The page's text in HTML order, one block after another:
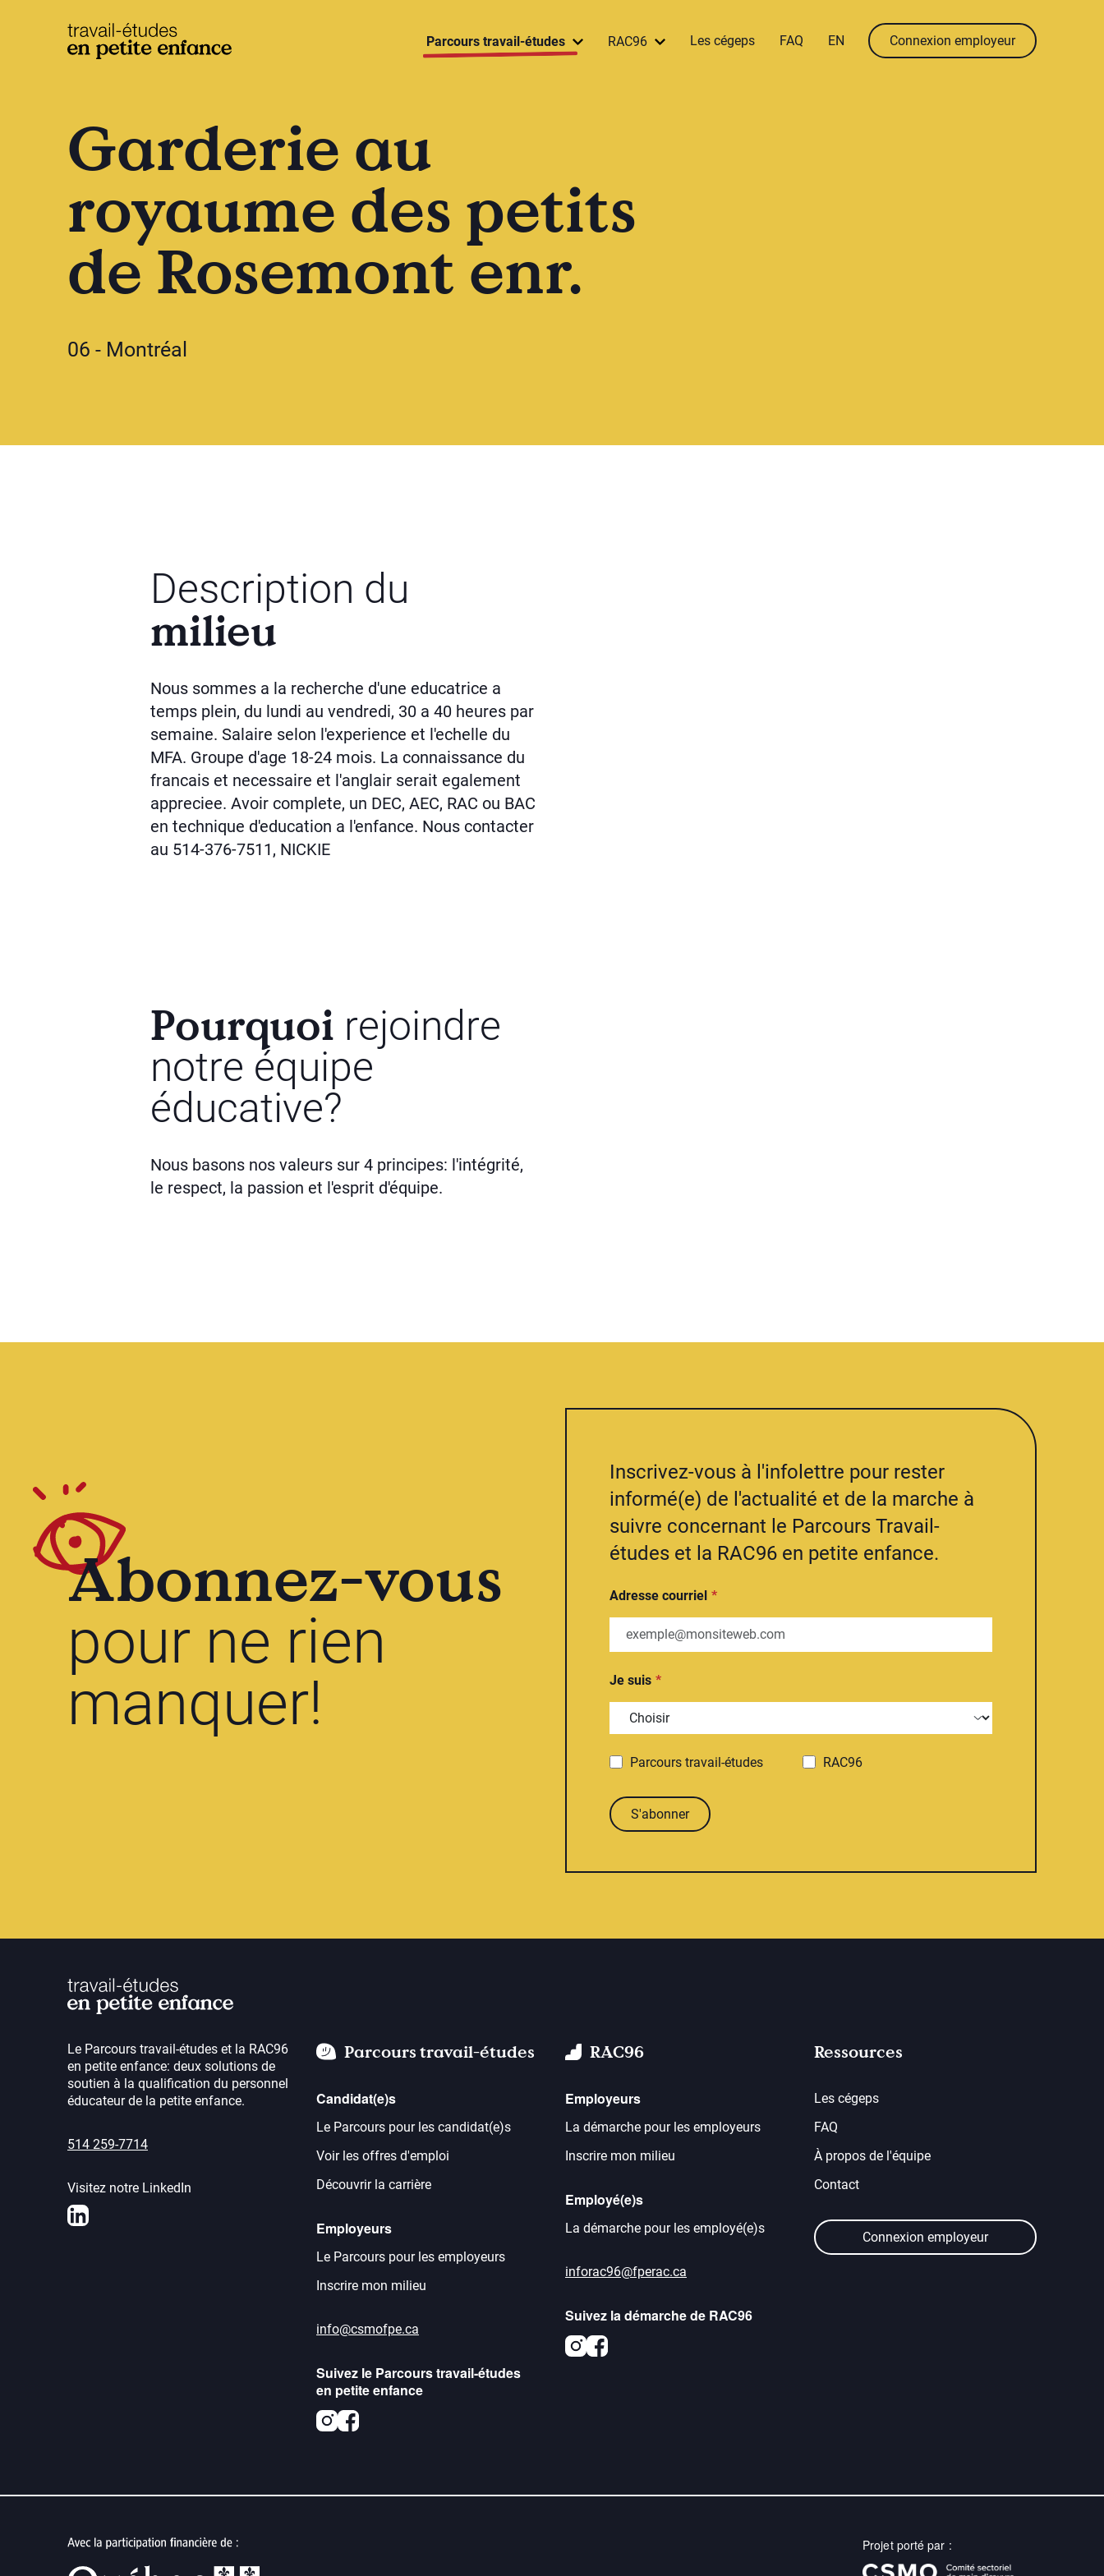
base.logo Parcours travail-études RAC96 Les cégeps FAQ
menu.language
menu.en
EN Connexion employeur
Garderie au
royaume des petits
de Rosemont enr.
06 - Montréal
Description du
milieu
Nous sommes a la recherche d'une educatrice a
temps plein, du lundi au vendredi, 30 a 40 heures par
semaine. Salaire selon l'experience et l'echelle du
MFA. Groupe d'age 18-24 mois. La connaissance du
francais et necessaire et l'anglair serait egalement
appreciee. Avoir complete, un DEC, AEC, RAC ou BAC
en technique d'education a l'enfance. Nous contacter
au 514-376-7511, NICKIE
Pourquoi rejoindre
notre équipe
éducative?
Nous basons nos valeurs sur 4 principes: l'intégrité,
le respect, la passion et l'esprit d'équipe.
Abonnez-vous
pour ne rien
manquer!
Inscrivez-vous à l'infolettre pour rester
informé(e) de l'actualité et de la marche à
suivre concernant le Parcours Travail-
études et la RAC96 en petite enfance.
Adresse courriel
Je suis
Parcours travail-études RAC96
S'abonner
Le Parcours travail-études et la RAC96
en petite enfance: deux solutions de
soutien à la qualification du personnel
éducateur de la petite enfance.
514 259-7714
Visitez notre LinkedIn
LinkedIn
Parcours travail-études
Candidat(e)s
Le Parcours pour les candidat(e)s
Voir les offres d'emploi
Découvrir la carrière
Employeurs
Le Parcours pour les employeurs
Inscrire mon milieu
info@csmofpe.ca
Suivez le Parcours travail-études
en petite enfance
Instagram
Facebook
RAC96
Employeurs
La démarche pour les employeurs
Inscrire mon milieu
Employé(e)s
La démarche pour les employé(e)s
inforac96@fperac.ca
Suivez la démarche de RAC96
Instagram
Facebook
Ressources
Les cégeps
FAQ
À propos de l'équipe
Contact
Connexion employeur
Projet porté par :